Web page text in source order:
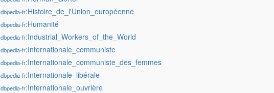
dbpedia-fr:Histoire_de_l'Union_européenne
dbpedia-fr:Humanité
dbpedia-fr:Industrial_Workers_of_the_World
dbpedia-fr:Internationale_communiste
dbpedia-fr:Internationale_communiste_des_femmes
dbpedia-fr:Internationale_libérale
dbpedia-fr:Internationale_ouvrière